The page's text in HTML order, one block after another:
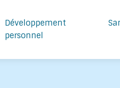
Développement
personnel